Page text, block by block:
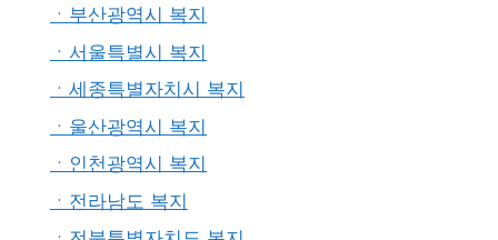
ㆍ부산광역시 복지
ㆍ서울특별시 복지
ㆍ세종특별자치시 복지
ㆍ울산광역시 복지
ㆍ인천광역시 복지
ㆍ전라남도 복지